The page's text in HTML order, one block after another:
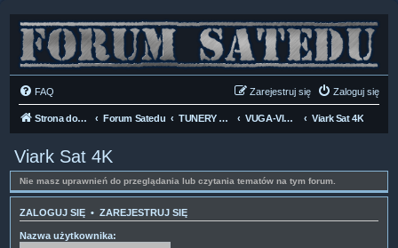
FAQ Zaloguj się
Zarejestruj się
Strona domowa Forum Satedu TUNERY SAT HD-LINUX VUGA-VIARK Viark Sat 4K
Viark Sat 4K
Nie masz uprawnień do przeglądania lub czytania tematów na tym forum.
ZALOGUJ SIĘ • ZAREJESTRUJ SIĘ
Nazwa użytkownika: